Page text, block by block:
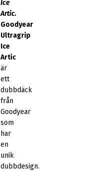
Ice
Artic.
Goodyear
Ultragrip
Ice
Artic
är
ett
dubbdäck
från
Goodyear
som
har
en
unik
dubbdesign.